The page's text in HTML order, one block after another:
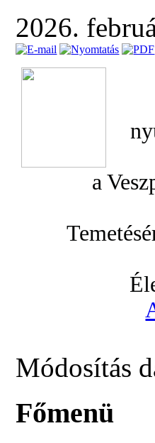
2026.
a
Módosítás
Főmenü